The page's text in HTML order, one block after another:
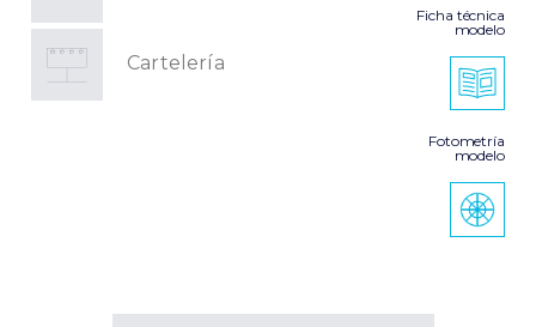
Cartelería
Ficha técnica
modelo
Fotometría
modelo